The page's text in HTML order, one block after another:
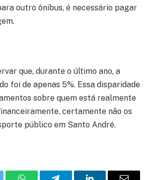
outro ônibus, é necessário pagar
que, durante o último ano, a
foi de apenas 5%. Essa disparidade
sobre quem está realmente
certamente não os
público em Santo André.